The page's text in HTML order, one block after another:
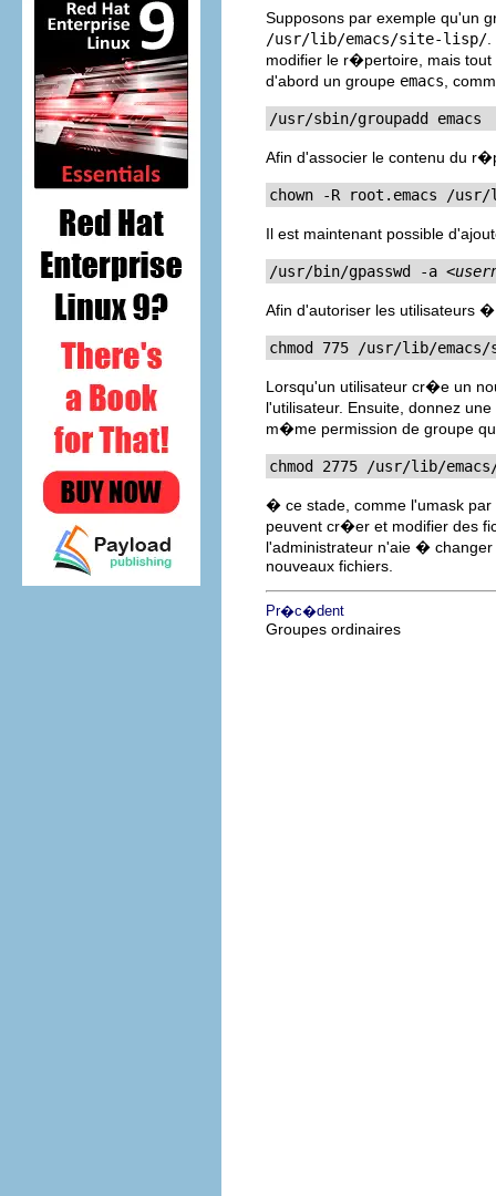
Supposons par exemple qu'un
/usr/lib/emacs/site-lisp/
modifier le r�pertoire, mais
d'abord un groupe emacs ,
/usr/sbin/groupadd emacs
Afin d'associer le contenu du
chown -R root.emacs /usr/
Il est maintenant possible
/usr/bin/gpasswd -a
Afin d'autoriser les utilisateurs
chmod 775 /usr/lib/
Lorsqu'un utilisateur cr�e un
l'utilisateur. Ensuite, donnez
m�me permission de groupe
chmod 2775 /usr/lib/
� ce stade, comme l'umask
peuvent cr�er et modifier des
l'administrateur n'aie � changer
nouveaux fichiers.
Pr�c�dent
Groupes ordinaires